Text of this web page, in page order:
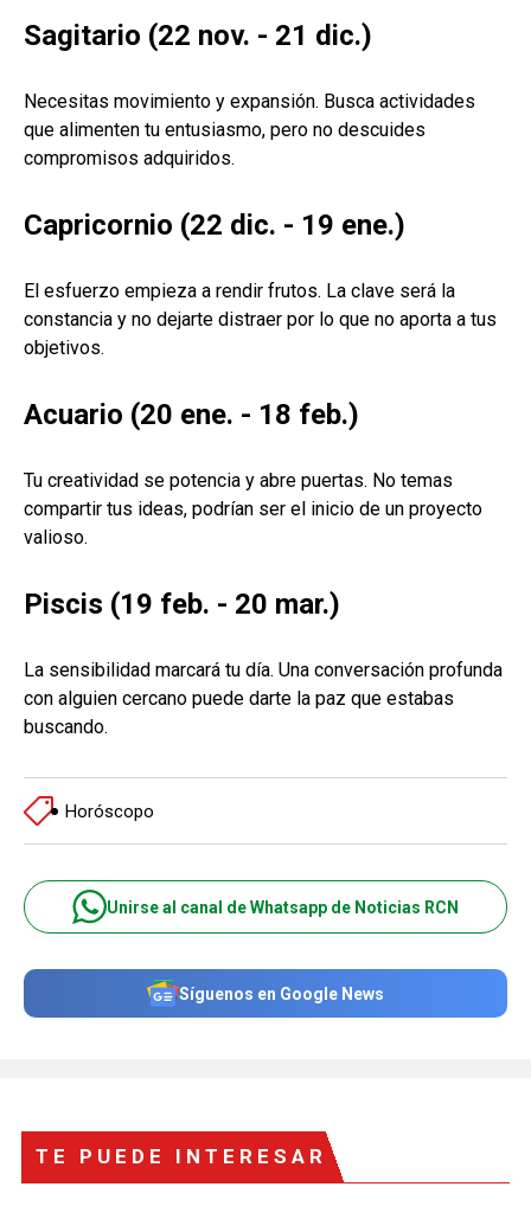
Sagitario (22 nov. - 21 dic.)
Necesitas movimiento y expansión. Busca actividades
que alimenten tu entusiasmo, pero no descuides
compromisos adquiridos.
Capricornio (22 dic. - 19 ene.)
El esfuerzo empieza a rendir frutos. La clave será la
constancia y no dejarte distraer por lo que no aporta a tus
objetivos.
Acuario (20 ene. - 18 feb.)
Tu creatividad se potencia y abre puertas. No temas
compartir tus ideas, podrían ser el inicio de un proyecto
valioso.
Piscis (19 feb. - 20 mar.)
La sensibilidad marcará tu día. Una conversación profunda
con alguien cercano puede darte la paz que estabas
buscando.
Horóscopo
Unirse al canal de Whatsapp de Noticias RCN
Síguenos en Google News
TE PUEDE INTERESAR